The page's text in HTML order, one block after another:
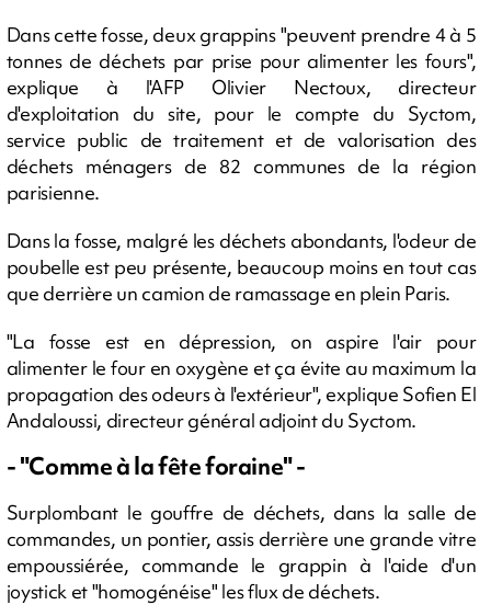
Dans cette fosse, deux grappins "peuvent prendre 4 à 5
tonnes de déchets par prise pour alimenter les fours",
explique à l'AFP Olivier Nectoux, directeur
d'exploitation du site, pour le compte du Syctom,
service public de traitement et de valorisation des
déchets ménagers de 82 communes de la région
parisienne.
Dans la fosse, malgré les déchets abondants, l'odeur de
poubelle est peu présente, beaucoup moins en tout cas
que derrière un camion de ramassage en plein Paris.
"La fosse est en dépression, on aspire l'air pour
alimenter le four en oxygène et ça évite au maximum la
propagation des odeurs à l'extérieur", explique Sofien El
Andaloussi, directeur général adjoint du Syctom.
- "Comme à la fête foraine" -
Surplombant le gouffre de déchets, dans la salle de
commandes, un pontier, assis derrière une grande vitre
empoussiérée, commande le grappin à l'aide d'un
joystick et "homogénéise" les flux de déchets.